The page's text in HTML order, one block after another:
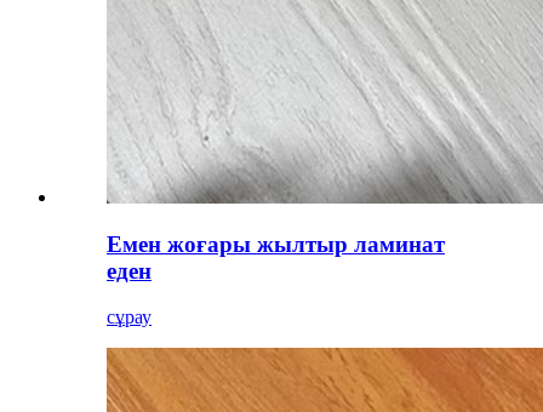
Емен жоғары жылтыр ламинат
еден
сұрау